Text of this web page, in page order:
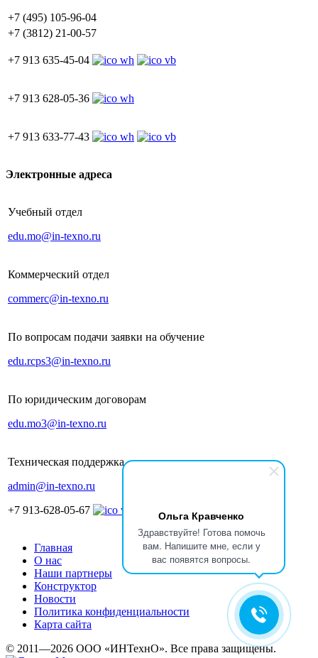
Ольга Кравченко
Здравствуйте! Готова помочь
вам. Напишите мне, если у
вас появятся вопросы.
+7 (495) 105-96-04
+7 (3812) 21-00-57
+7 913 635-45-04
+7 913 628-05-36
+7 913 633-77-43
Электронные адреса
Учебный отдел
edu.mo@in-texno.ru
Коммерческий отдел
commerc@in-texno.ru
По вопросам подачи заявки на обучение
edu.rcps3@in-texno.ru
По юридическим договорам
edu.mo3@in-texno.ru
Техническая поддержка
admin@in-texno.ru
+7 913-628-05-67
Главная
О нас
Наши партнеры
Конструктор
Новости
Политика конфиденциальности
Карта сайта
© 2011—2026 ООО «ИНТехнО». Все права защищены.